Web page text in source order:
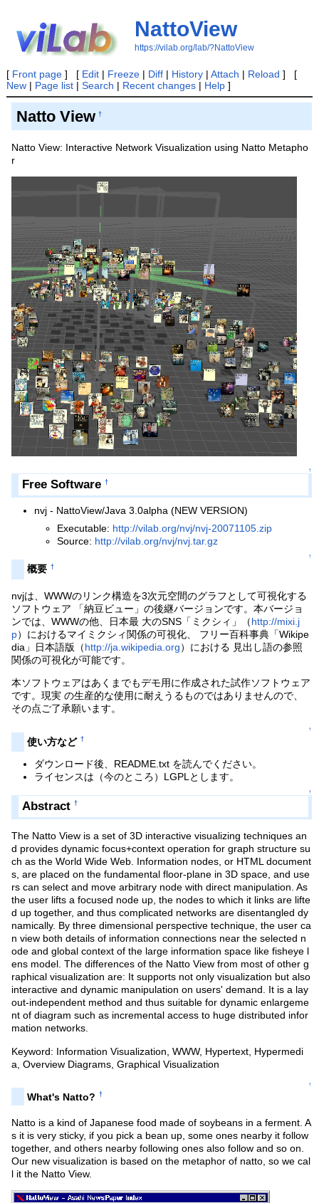
NattoView
https://vilab.org/lab/?NattoView
[ Front page] [ Edit| Freeze| Diff| History| Attach | Reload ] [
New| Page list| Search | Recent changes| Help]
Natto View †
Natto View: Interactive Network Visualization using Natto Metapho
r
↑
Free Software †
nvj - NattoView/Java 3.0alpha (NEW VERSION)
Executable: http://vilab.org/nvj/nvj-20071105.zip
Source: http://vilab.org/nvj/nvj.tar.gz
↑
概要 †
nvjは、WWWのリンク構造を3次元空間のグラフとして可視化する
ソフトウェア 「納豆ビュー」の後継バージョンです。本バージョ
ンでは、WWWの他、日本最 大のSNS「ミクシィ」（http://mixi.j
p）におけるマイミクシィ関係の可視化、 フリー百科事典「Wikipe
dia」日本語版（http://ja.wikipedia.org）における 見出し語の参照
関係の可視化が可能です。
本ソフトウェアはあくまでもデモ用に作成された試作ソフトウェア
です。現実 の生産的な使用に耐えうるものではありませんので、
その点ご了承願います。
↑
使い方など †
ダウンロード後、README.txt を読んでください。
ライセンスは（今のところ）LGPLとします。
↑
Abstract †
The Natto View is a set of 3D interactive visualizing techniques an
d provides dynamic focus+context operation for graph structure su
ch as the World Wide Web. Information nodes, or HTML document
s, are placed on the fundamental floor-plane in 3D space, and use
rs can select and move arbitrary node with direct manipulation. As
the user lifts a focused node up, the nodes to which it links are lifte
d up together, and thus complicated networks are disentangled dy
namically. By three dimensional perspective technique, the user ca
n view both details of information connections near the selected n
ode and global context of the large information space like fisheye l
ens model. The differences of the Natto View from most of other g
raphical visualization are: It supports not only visualization but also
interactive and dynamic manipulation on users' demand. It is a lay
out-independent method and thus suitable for dynamic enlargeme
nt of diagram such as incremental access to huge distributed infor
mation networks.
Keyword: Information Visualization, WWW, Hypertext, Hypermedi
a, Overview Diagrams, Graphical Visualization
↑
What's Natto? †
Natto is a kind of Japanese food made of soybeans in a ferment. A
s it is very sticky, if you pick a bean up, some ones nearby it follow
together, and others nearby following ones also follow and so on.
Our new visualization is based on the metaphor of natto, so we cal
l it the Natto View.